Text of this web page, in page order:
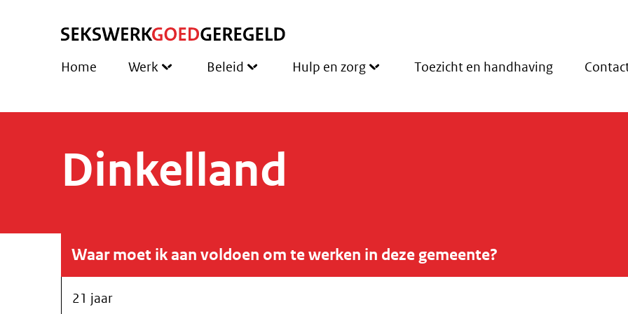
Home Werk Beleid Hulp en zorg Toezicht en handhaving
Dinkelland
Waar moet ik aan voldoen om te werken in deze gemeente?
21 jaar